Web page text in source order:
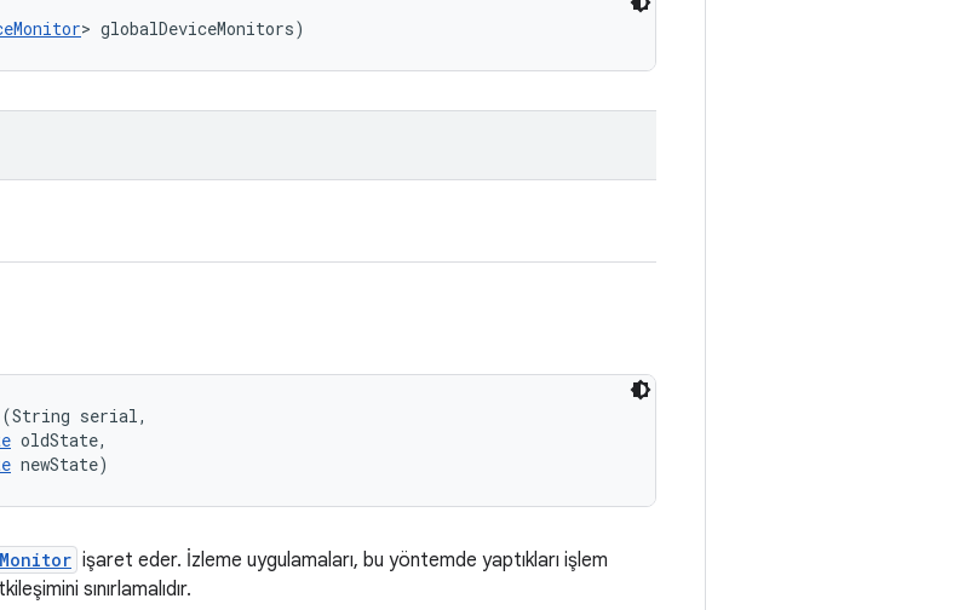
> globalDeviceMonitors)
(String serial,
oldState,
newState)
işaret eder. İzleme uygulamaları, bu yöntemde yaptıkları işlem
sınırlamalıdır.